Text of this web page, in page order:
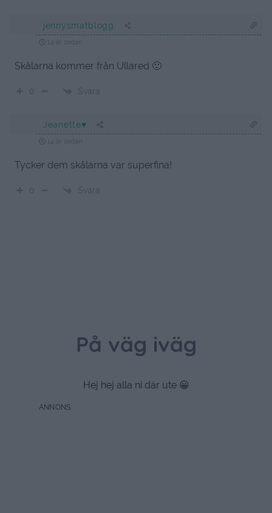
jennysmatblogg
14 år sedan
Skålarna kommer från Ullared 🙂
0 Svara
Jeanette♥
14 år sedan
Tycker dem skålarna var superfina!
0 Svara
På väg iväg
Hej hej alla ni där ute 😀